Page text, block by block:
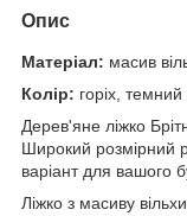
Опис
Матеріал: масив
Колір: горіх, темний
Дерев'яне ліжко
Широкий розмірний
варіант для вашого
Ліжко з масиву вільхи.